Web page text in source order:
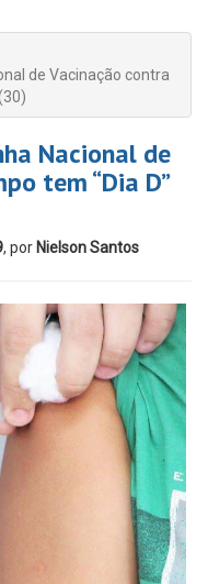
de Vacinação contra
Nacional de
tem “Dia D”
, por Nielson Santos